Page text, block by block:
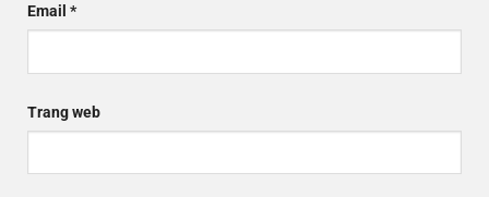
Email *
Trang web